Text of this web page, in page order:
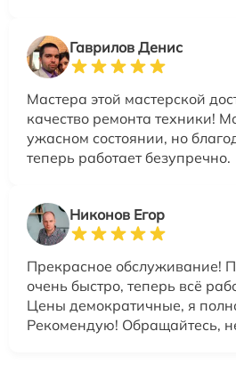
Гаврилов Денис
Мастера этой мастерской
качество ремонта техники!
ужасном состоянии, но
теперь работает безупречно.
Никонов Егор
Прекрасное обслуживание!
очень быстро, теперь всё
Цены демократичные, я
Рекомендую! Обращайтесь,